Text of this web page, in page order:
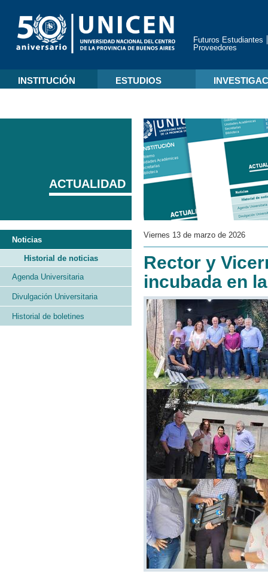
Futuros Estudiantes
Proveedores
INSTITUCIÓN ESTUDIOS
Viernes 13 de marzo de 2026
Rector y
incubada en
ACTUALIDAD
Noticias
Historial de noticias
Agenda Universitaria
Divulgación Universitaria
Historial de boletines